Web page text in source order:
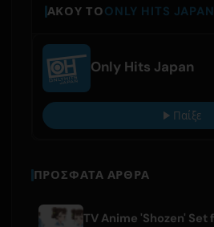
ΆΚΟΥ ΤΟONLY HITS JAPAN
Only Hits Japan
Παίξε
ΠΡΌΣΦΑΤΑ ΆΡΘΡΑ